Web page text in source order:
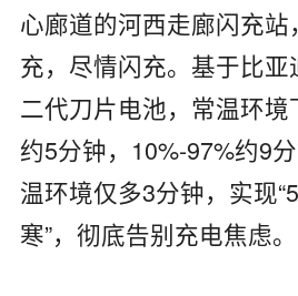
心廊道的河西走廊闪充
充，尽情闪充。基于比
二代刀片电池，常温环
约5分钟，10%-97%约9
温环境仅多3分钟，实现
寒”，彻底告别充电焦虑。